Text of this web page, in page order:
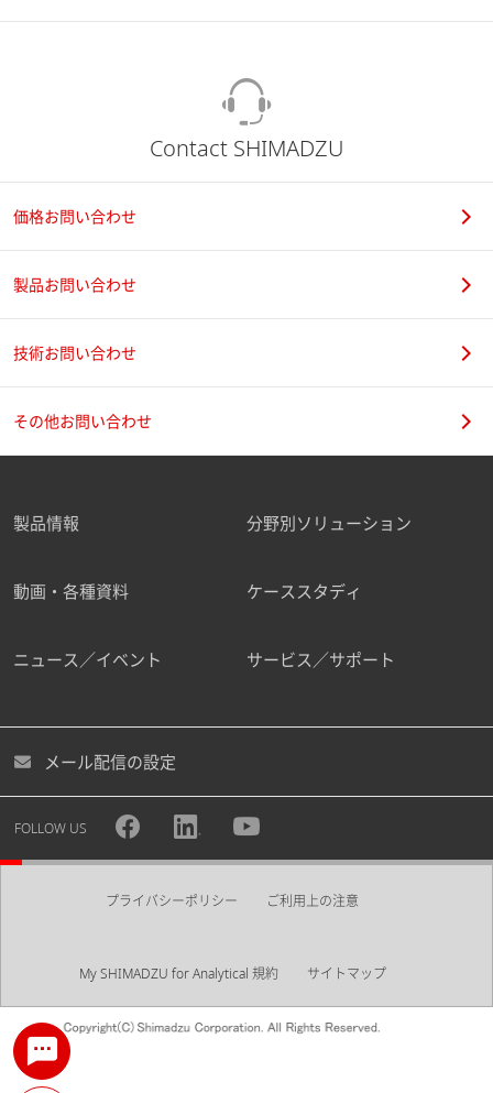
Contact SHIMADZU
価格お問い合わせ
製品お問い合わせ
技術お問い合わせ
その他お問い合わせ
製品情報 分野別ソリューション
動画・各種資料 ケーススタディ
ニュース／イベント サービス／サポート
メール配信の設定
FOLLOW US
プライバシーポリシー ご利用上の注意
My SHIMADZU for Analytical 規約 サイトマップ